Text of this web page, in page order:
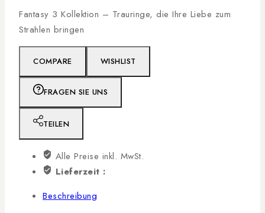
Fantasy 3 Kollektion – Trauringe, die Ihre Liebe zum
Strahlen bringen
COMPARE WISHLIST
FRAGEN SIE UNS
TEILEN
Alle Preise inkl. MwSt.
Lieferzeit :
Beschreibung